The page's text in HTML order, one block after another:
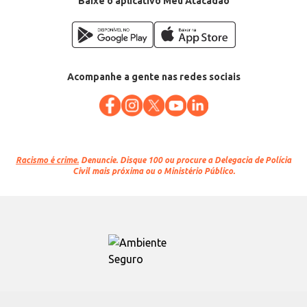
Acompanhe a gente nas redes sociais
Racismo é crime. Denuncie. Disque 100 ou procure a Delegacia de Polícia
Civil mais próxima ou o Ministério Público.